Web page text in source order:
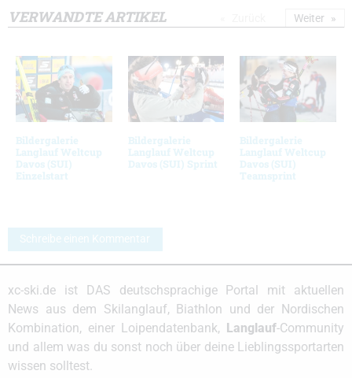
VERWANDTE ARTIKEL
Bildergalerie
Langlauf Weltcup
Davos (SUI)
Einzelstart
Bildergalerie
Langlauf Weltcup
Davos (SUI) Sprint
Bildergalerie
Langlauf Weltcup
Davos (SUI)
Teamsprint
Weiter
Schreibe einen Kommentar
xc-ski.de ist DAS deutschsprachige Portal mit aktuellen
News aus dem Skilanglauf, Biathlon und der Nordischen
Kombination, einer Loipendatenbank, Langlauf-Community
und allem was du sonst noch über deine Lieblingssportarten
wissen solltest.